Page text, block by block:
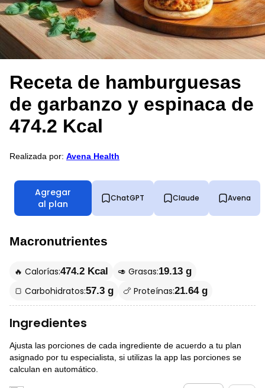
Receta de hamburguesas
de garbanzo y espinaca de
474.2 Kcal
Realizada por: Avena Health
Agregar
al plan
ChatGPT Claude Avena
Macronutrientes
🔥 Calorías:474.2 Kcal 🥑 Grasas:19.13 g
🍞 Carbohidratos:57.3 g 🍗 Proteínas:21.64 g
Ingredientes
Ajusta las porciones de cada ingrediente de acuerdo a tu plan
asignado por tu especialista, si utilizas la app las porciones se
calculan en automático.